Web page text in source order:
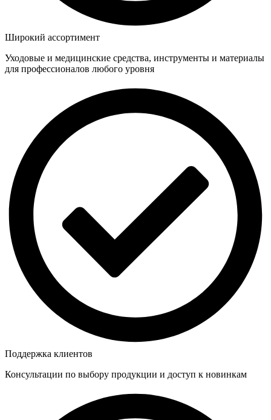
Широкий ассортимент
Уходовые и медицинские средства, инструменты и материалы
для профессионалов любого уровня
Поддержка клиентов
Консультации по выбору продукции и доступ к новинкам